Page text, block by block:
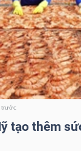
trước
tạo thêm